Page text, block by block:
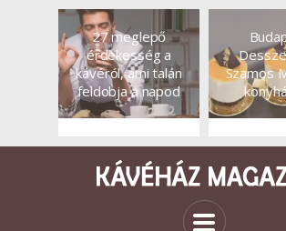
27 meglepő
érdekesség a
kávéról, ami talán
feldobja a napod
Szamos